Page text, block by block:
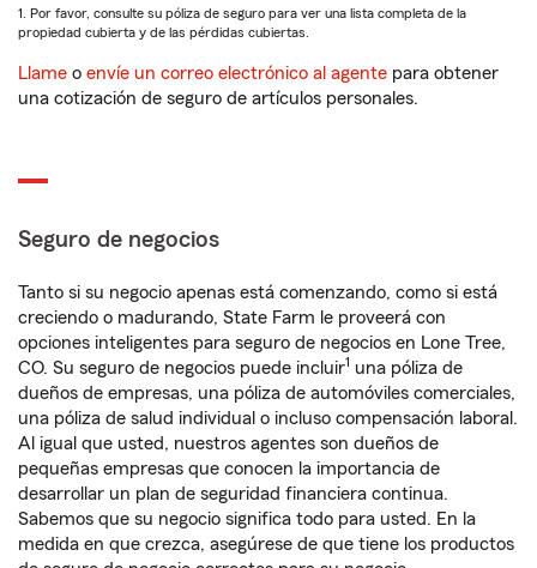
1. Por favor, consulte su póliza de seguro para ver una lista completa de la
propiedad cubierta y de las pérdidas cubiertas.
Llame o envíe un correo electrónico al agente para obtener
una cotización de seguro de artículos personales.
Seguro de negocios
Tanto si su negocio apenas está comenzando, como si está
creciendo o madurando, State Farm le proveerá con
opciones inteligentes para seguro de negocios en Lone Tree,
CO. Su seguro de negocios puede incluir1 una póliza de
dueños de empresas, una póliza de automóviles comerciales,
una póliza de salud individual o incluso compensación laboral.
Al igual que usted, nuestros agentes son dueños de
pequeñas empresas que conocen la importancia de
desarrollar un plan de seguridad financiera continua.
Sabemos que su negocio significa todo para usted. En la
medida en que crezca, asegúrese de que tiene los productos